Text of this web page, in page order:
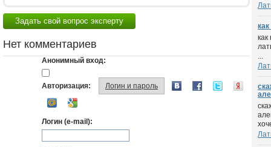
Задать свой вопрос эксперту
Нет комментариев
Анонимный вход:
Авторизация: Логин и пароль
Логин (e-mail):
как
...